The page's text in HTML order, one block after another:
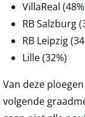
VillaReal
RB Salzburg
RB Leipzig
Lille (32%)
Van deze
volgende